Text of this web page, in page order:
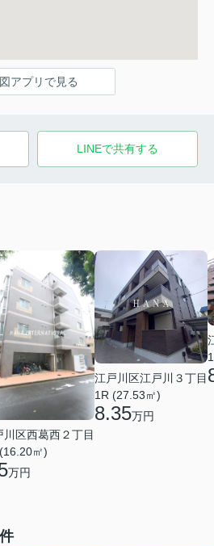
アプリで見る
LINEで共有する
川区西葛西２丁目
㎡)
万円
江戸川区江戸川３丁目
1R (27.53㎡)
8.35万円